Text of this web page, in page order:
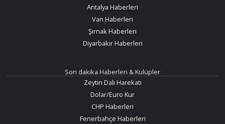
Antalya Haberleri
Van Haberleri
Şırnak Haberleri
Diyarbakır Haberleri
Son dakika Haberleri & Kulüpler
Zeytin Dalı Harekatı
Dolar/Euro Kur
CHP Haberleri
Fenerbahçe Haberleri